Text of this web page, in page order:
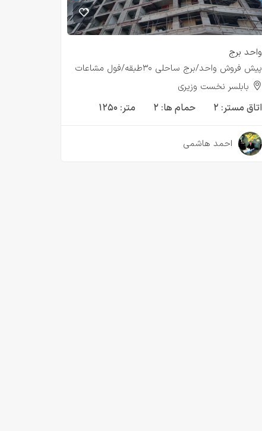
واحد برج
پیش فروش واحد/برج ساحلی ۳۰طبقه/فول مشاعات
بابلسر نخست وزیری
اتاق مستر: ۲ حمام ها: ۲ متر: ۱۲۵۰
احمد هاشمی